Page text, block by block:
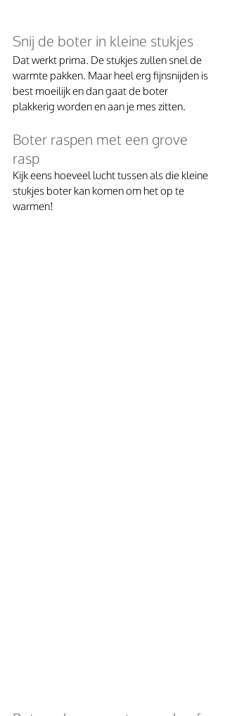
Snij de boter in kleine stukjes
Dat werkt prima. De stukjes zullen snel de
warmte pakken. Maar heel erg fijnsnijden is
best moeilijk en dan gaat de boter
plakkerig worden en aan je mes zitten.
Boter raspen met een grove
rasp
Kijk eens hoeveel lucht tussen als die kleine
stukjes boter kan komen om het op te
warmen!